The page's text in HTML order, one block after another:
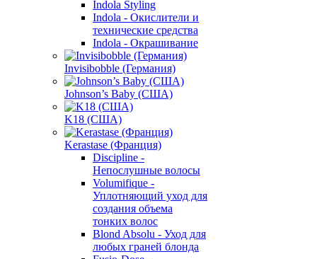
Indola Styling
Indola - Окислители и
технические средства
Indola - Окрашивание
Invisibobble (Германия)
Johnson’s Baby (США)
K18 (США)
Kerastase (Франция)
Discipline -
Непослушные волосы
Volumifique -
Уплотняющий уход для
создания объема
тонких волос
Blond Absolu - Уход для
любых граней блонда